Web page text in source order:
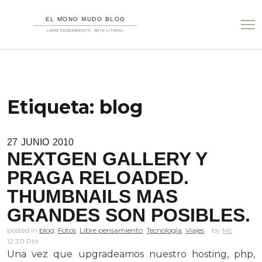
Etiqueta: blog
27 JUNIO 2010
NEXTGEN GALLERY Y
PRAGA RELOADED.
THUMBNAILS MAS
GRANDES SON POSIBLES.
posted in blog Fotos Libre pensamiento Tecnología Viajes
Mc
12.30 PM
Una vez que upgradeamos nuestro hosting, php,